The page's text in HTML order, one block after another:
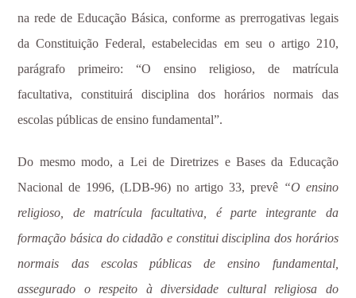
na rede de Educação Básica, conforme as prerrogativas legais
da Constituição Federal, estabelecidas em seu o artigo 210,
parágrafo primeiro: “O ensino religioso, de matrícula
facultativa, constituirá disciplina dos horários normais das
escolas públicas de ensino fundamental”.
Do mesmo modo, a Lei de Diretrizes e Bases da Educação
Nacional de 1996, (LDB-96) no artigo 33, prevê “O ensino
religioso, de matrícula facultativa, é parte integrante da
formação básica do cidadão e constitui disciplina dos horários
normais das escolas públicas de ensino fundamental,
assegurado o respeito à diversidade cultural religiosa do